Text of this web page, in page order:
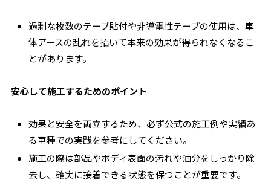
過剰な枚数のテープ貼付や非導電性テープの使用は、車
体アースの乱れを招いて本来の効果が得られなくなるこ
とがあります。
安心して施工するためのポイント
効果と安全を両立するため、必ず公式の施工例や実績あ
る車種での実践を参考にしてください。
施工の際は部品やボディ表面の汚れや油分をしっかり除
去し、確実に接着できる状態を保つことが重要です。